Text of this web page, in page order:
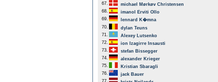
67.
michael Mørkøv Christensen
68.
imanol Erviti Ollo
69.
lennard K�mna
70.
dylan Teuns
71.
Alexey Lutsenko
72.
ion Izagirre Insausti
73.
stefan Bissegger
74.
alexander Krieger
75.
Kristian Sbaragli
76.
jack Bauer